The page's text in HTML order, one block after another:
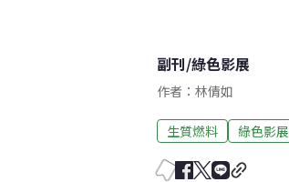
副刊/綠色影展
作者：林倩如
生質燃料 綠色影展